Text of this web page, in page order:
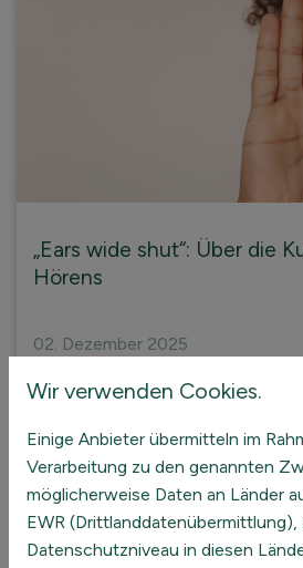
„Ears wide shut“: Über die
Hörens
02. Dezember 2025
fundamentalsten menschlichen
zunehmend verloren zu gehen:
Wir verwenden Cookies.
Einige Anbieter übermitteln im
Verarbeitung zu den genannten
möglicherweise Daten an Länder
EWR (Drittlanddatenübermittlung),
Datenschutzniveau in diesen